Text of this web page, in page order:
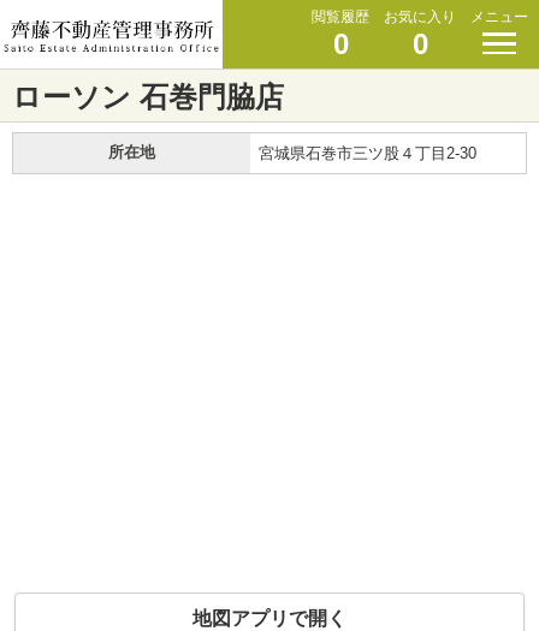
閲覧履歴
0
お気に入り
0
メニュー
ローソン 石巻門脇店
所在地 宮城県石巻市三ツ股４丁目2-30
地図アプリで開く